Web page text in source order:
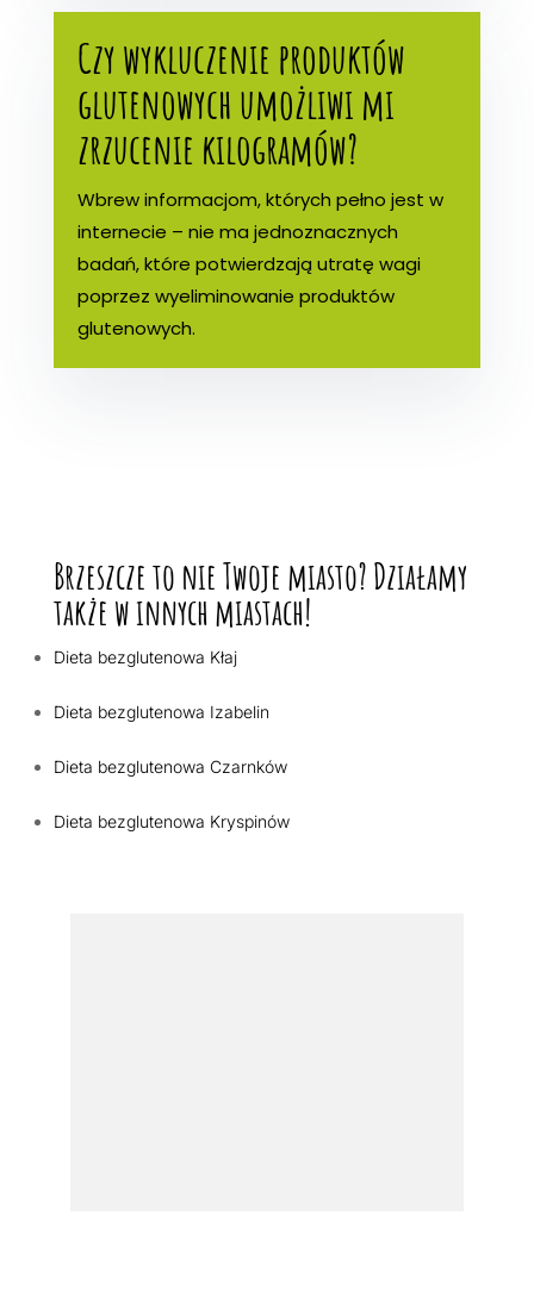
Czy wykluczenie produktów
glutenowych umożliwi mi
zrzucenie kilogramów?
Wbrew informacjom, których pełno jest w
internecie – nie ma jednoznacznych
badań, które potwierdzają utratę wagi
poprzez wyeliminowanie produktów
glutenowych.
Brzeszcze to nie Twoje miasto? Działamy
także w innych miastach!
Dieta bezglutenowa Kłaj
Dieta bezglutenowa Izabelin
Dieta bezglutenowa Czarnków
Dieta bezglutenowa Kryspinów